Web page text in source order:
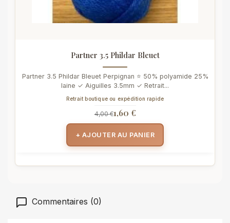
Partner 3.5 Phildar Bleuet
Partner 3.5 Phildar Bleuet Perpignan ⭐ 50% polyamide 25%
laine ✓ Aiguilles 3.5mm ✓ Retrait...
Retrait boutique ou expédition rapide
4,00 €1,60 €
+ AJOUTER AU PANIER
Commentaires (0)